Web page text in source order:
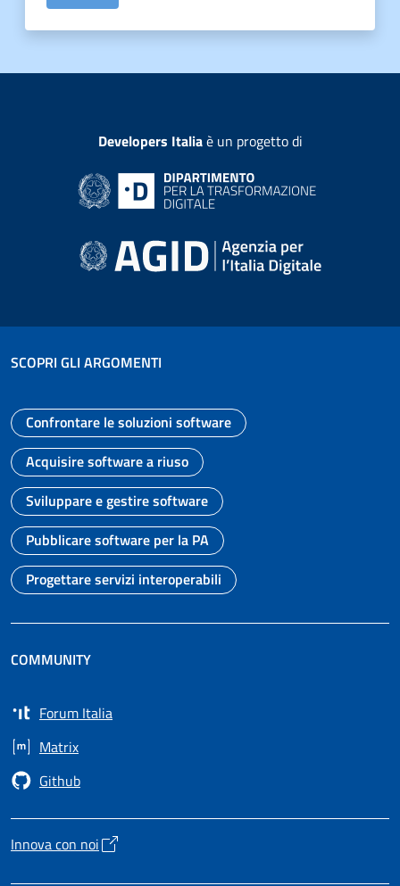
Developers Italiaè un progetto di
SCOPRI GLI ARGOMENTI
Vai alla pagina
Confrontare le soluzioni software
Vai alla pagina
Acquisire software a riuso
Vai alla pagina
Sviluppare e gestire software
Vai alla pagina
Pubblicare software per la PA
Vai alla pagina
Progettare servizi interoperabili
COMMUNITY
Forum Italia
Apre in un nuovo tab
Matrix
Apre in un nuovo tab
Github
Apre in un nuovo tab
Innova con noi
Apre in un nuovo tab